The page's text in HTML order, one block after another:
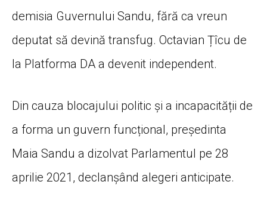
demisia Guvernului Sandu, fără ca vreun
deputat să devină transfug. Octavian Țîcu de
la Platforma DA a devenit independent.
Din cauza blocajului politic și a incapacității de
a forma un guvern funcțional, președinta
Maia Sandu a dizolvat Parlamentul pe 28
aprilie 2021, declanșând alegeri anticipate.